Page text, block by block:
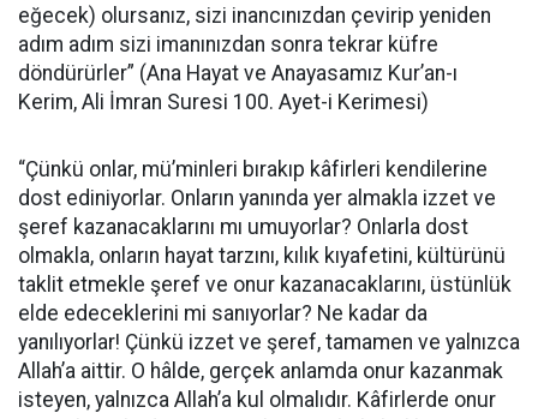
eğecek) olursanız, sizi inancınızdan çevirip yeniden
adım adım sizi imanınızdan sonra tekrar küfre
döndürürler” (Ana Hayat ve Anayasamız Kur’an-ı
Kerim, Ali İmran Suresi 100. Ayet-i Kerimesi)
“Çünkü onlar, mü’minleri bırakıp kâfirleri kendilerine
dost ediniyorlar. Onların yanında yer almakla izzet ve
şeref kazanacaklarını mı umuyorlar? Onlarla dost
olmakla, onların hayat tarzını, kılık kıyafetini, kültürünü
taklit etmekle şeref ve onur kazanacaklarını, üstünlük
elde edeceklerini mi sanıyorlar? Ne kadar da
yanılıyorlar! Çünkü izzet ve şeref, tamamen ve yalnızca
Allah’a aittir. O hâlde, gerçek anlamda onur kazanmak
isteyen, yalnızca Allah’a kul olmalıdır. Kâfirlerde onur